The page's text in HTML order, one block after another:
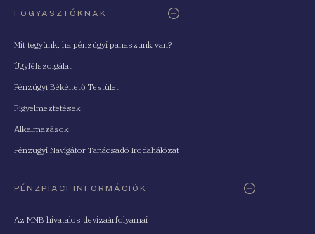
FOGYASZTÓKNAK
Mit tegyünk, ha pénzügyi panaszunk van?
Ügyfélszolgálat
Pénzügyi Békéltető Testület
Figyelmeztetések
Alkalmazások
Pénzügyi Navigátor Tanácsadó Irodahálózat
PÉNZPIACI INFORMÁCIÓK
Az MNB hivatalos devizaárfolyamai